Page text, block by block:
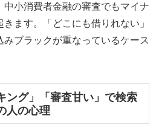
小消費者金融の審査でもマイナ
ます。「どこにも借りれない」
ブラックが重なっているケース
ング」「審査甘い」で検索
人の心理